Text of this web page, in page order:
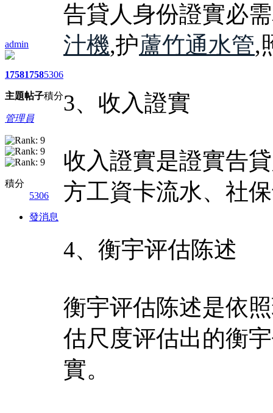
admin
1758
主題
1758
帖子
5306
積分
管理員
積分
5306
發消息
告貸人身份證實必
汁機,护蘆竹通水管,
3、收入證實
收入證實是證實告
方工資卡流水、社
4、衡宇评估陈述
衡宇评估陈述是依
估尺度评估出的衡
實。